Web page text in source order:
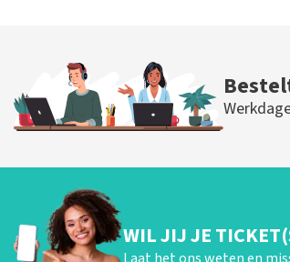
WIL JIJ JE